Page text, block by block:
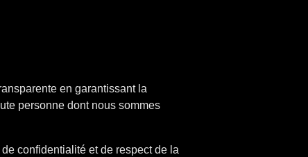
en garantissant la
personne dont nous sommes
confidentialité et de respect de la